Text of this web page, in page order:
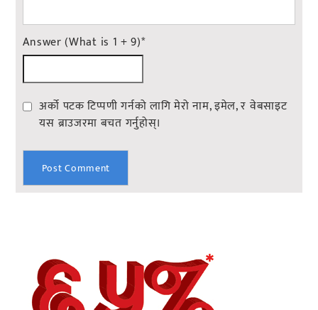
Answer (What is 1 + 9)*
अर्को पटक टिप्पणी गर्नको लागि मेरो नाम, इमेल, र वेबसाइट
यस ब्राउजरमा बचत गर्नुहोस्।